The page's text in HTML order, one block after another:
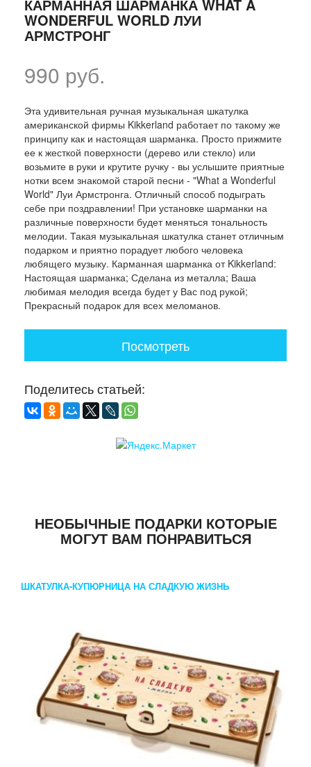
КАРМАННАЯ ШАРМАНКА WHAT A
WONDERFUL WORLD ЛУИ
АРМСТРОНГ
990 руб.
Эта удивительная ручная музыкальная шкатулка
американской фирмы Kikkerland работает по такому же
принципу как и настоящая шарманка. Просто прижмите
ее к жесткой поверхности (дерево или стекло) или
возьмите в руки и крутите ручку - вы услышите приятные
нотки всем знакомой старой песни - "What a Wonderful
World" Луи Армстронга. Отличный способ подыграть
себе при поздравлении! При установке шарманки на
различные поверхности будет меняться тональность
мелодии. Такая музыкальная шкатулка станет отличным
подарком и приятно порадует любого человека
любящего музыку. Карманная шарманка от Kikkerland:
Настоящая шарманка; Сделана из металла; Ваша
любимая мелодия всегда будет у Вас под рукой;
Прекрасный подарок для всех меломанов.
Посмотреть
Поделитесь статьей:
НЕОБЫЧНЫЕ ПОДАРКИ КОТОРЫЕ
МОГУТ ВАМ ПОНРАВИТЬСЯ
ШКАТУЛКА-КУПЮРНИЦА НА СЛАДКУЮ ЖИЗНЬ